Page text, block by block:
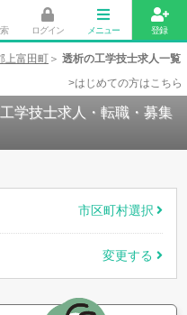
ログイン メニュー 登録
上富田町
透析の工学技士求人一覧
>はじめての方はこちら
学技士求人・転職・募集
市区町村選択
変更する